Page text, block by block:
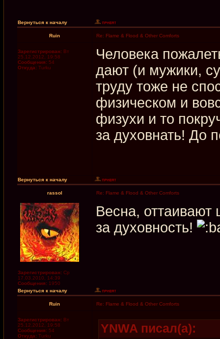
Вернуться к началу
Ruin Re: Flame & Flood & Other Comforts
Зарегистрирован: Вт
25.12.2012, 19:58
Сообщения: 54
Откуда: Turku
Человека
дают (и мужики,
труду тоже не
физическом и
физухи и то
за духовнать! До
Вернуться к началу
rassol Re: Flame & Flood & Other Comforts
Зарегистрирован: Ср
17.03.2010, 14:39
Сообщения: 1950
Весна,
за духовность!
Вернуться к началу
Ruin Re: Flame & Flood & Other Comforts
Зарегистрирован: Вт
25.12.2012, 19:58
Сообщения: 54
Откуда: Turku
YNWA писал(а):